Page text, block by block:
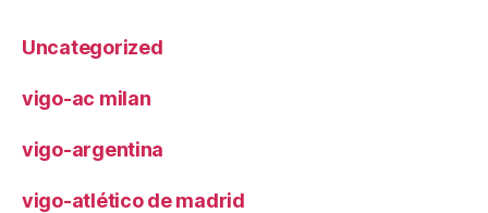
Uncategorized
vigo-ac milan
vigo-argentina
vigo-atlético de madrid